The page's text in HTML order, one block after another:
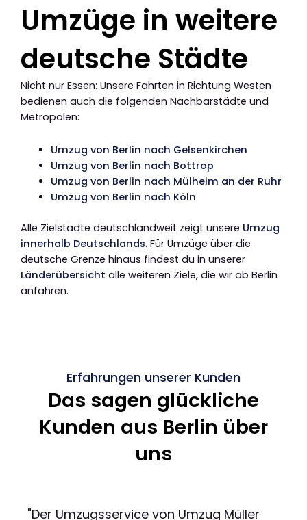
Umzüge in weitere
deutsche Städte
Nicht nur Essen: Unsere Fahrten in Richtung Westen
bedienen auch die folgenden Nachbarstädte und
Metropolen:
Umzug von Berlin nach Gelsenkirchen
Umzug von Berlin nach Bottrop
Umzug von Berlin nach Mülheim an der Ruhr
Umzug von Berlin nach Köln
Alle Zielstädte deutschlandweit zeigt unsere Umzug
innerhalb Deutschlands. Für Umzüge über die
deutsche Grenze hinaus findest du in unserer
Länderübersicht alle weiteren Ziele, die wir ab Berlin
anfahren.
Erfahrungen unserer Kunden
Das sagen glückliche
Kunden aus Berlin über
uns
"Der Umzugsservice von Umzug Müller